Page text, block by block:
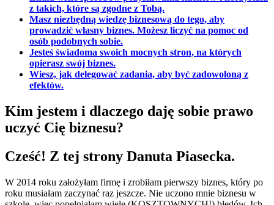
z takich, które są zgodne z Tobą.
Masz niezbędną wiedzę biznesową do tego, aby
prowadzić własny biznes. Możesz liczyć na pomoc od
osób podobnych sobie.
Jesteś świadoma swoich mocnych stron, na których
opierasz swój biznes.
Wiesz, jak delegować zadania, aby być zadowoloną z
efektów.
Kim jestem i dlaczego daję sobie prawo
uczyć Cię biznesu?
Cześć! Z tej strony Danuta Piasecka.
W 2014 roku założyłam firmę i zrobiłam pierwszy biznes, który po
roku musiałam zaczynać raz jeszcze. Nie uczono mnie biznesu w